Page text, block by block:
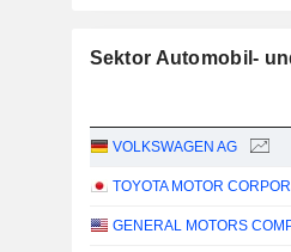
Sektor Automobil-
VOLKSWAGEN AG
TOYOTA MOTOR
GENERAL MOTORS